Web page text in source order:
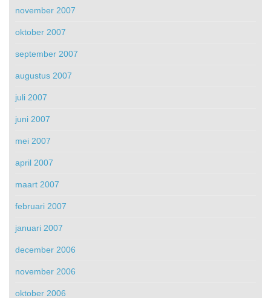
november 2007
oktober 2007
september 2007
augustus 2007
juli 2007
juni 2007
mei 2007
april 2007
maart 2007
februari 2007
januari 2007
december 2006
november 2006
oktober 2006